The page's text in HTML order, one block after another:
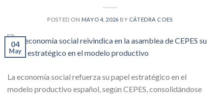
POSTED ON MAYO 4, 2026 BY CÁTEDRA COES
04
May
La economía social refuerza su papel estratégico en el
modelo productivo español, según CEPES, consolidándose